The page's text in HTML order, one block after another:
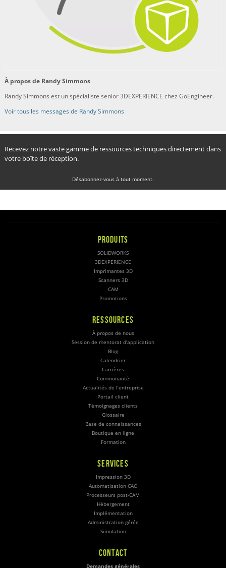
À propos de Randy Simmons
Randy Simmons est un spécialiste senior 3DEXPERIENCE chez GoEngineer.
Voir tous les messages de Randy Simmons
Recevez notre vaste gamme de ressources techniques directement dans
votre boîte de réception.
Désabonnez-vous à tout moment.
PRODUITS
SOLIDWORKS
3DEXPERIENCE
Imprimantes 3D
Scanners 3D
CAM
Promotions
RESSOURCES
À propos de nous
Session de mentorat d’application
Blog
Calendrier
Carrières
Communauté
Actualités de l’entreprise
Portail client
Témoignages clients
Glossaire
Base de connaissances
Boutique en ligne
Formation
SERVICES
Impression 3D
Automatisation CAO
Processeurs post-CAM
Hébergement
Implémentation
Administration gérée
Simulation
CONTACT
Demandes générales